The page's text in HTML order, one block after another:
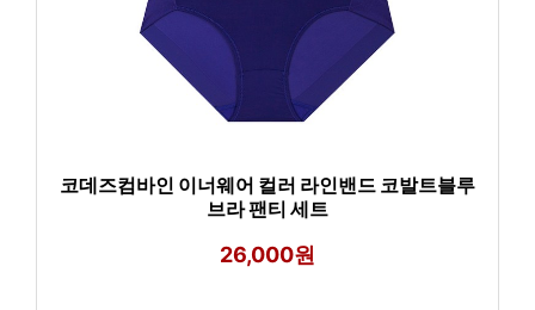
코데즈컴바인 이너웨어 컬러 라인밴드 코발트블루
브라 팬티 세트
26,000원